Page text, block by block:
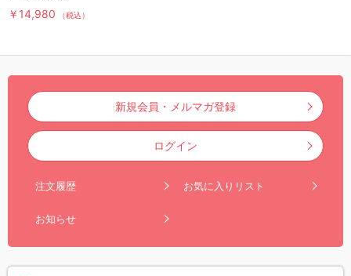
￥14,980 （税込）
新規会員・メルマガ登録
ログイン
注文履歴 お気に入りリスト
お知らせ